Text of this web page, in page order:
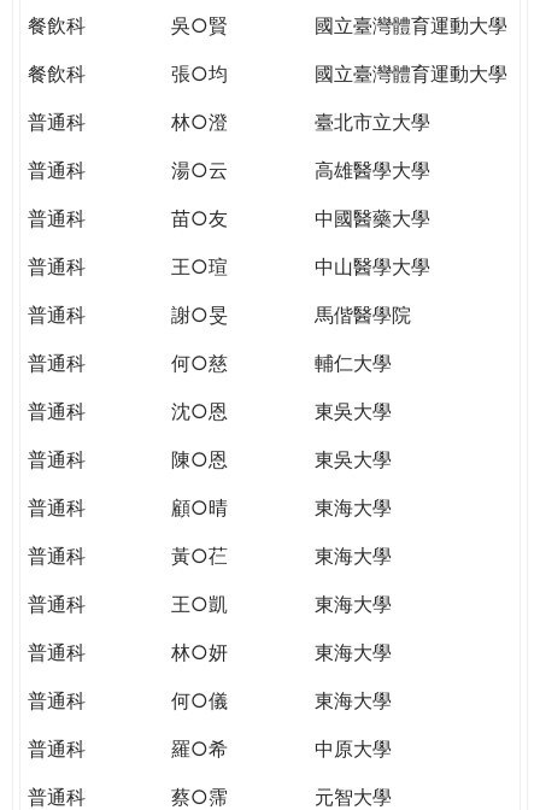
CITIZENSHIP
餐飲科
吳○賢
國立臺灣體育運動大學
餐飲科
張○均
國立臺灣體育運動大學
普通科
林○澄
臺北市立大學
普通科
湯○云
高雄醫學大學
普通科
苗○友
中國醫藥大學
普通科
王○瑄
中山醫學大學
普通科
謝○旻
馬偕醫學院
普通科
何○慈
輔仁大學
普通科
沈○恩
東吳大學
普通科
陳○恩
東吳大學
普通科
顧○晴
東海大學
普通科
黃○芢
東海大學
普通科
王○凱
東海大學
普通科
林○妍
東海大學
普通科
何○儀
東海大學
普通科
羅○希
中原大學
普通科
蔡○霈
元智大學